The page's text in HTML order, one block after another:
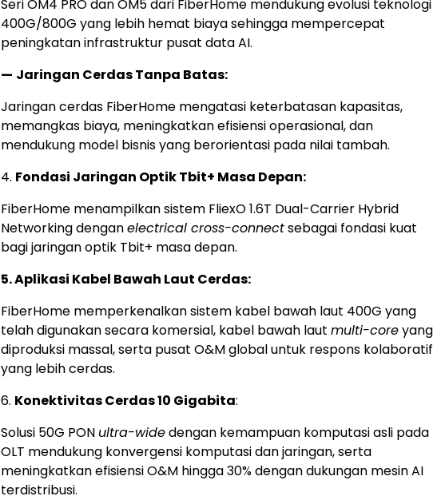
Seri OM4 PRO dan OM5 dari FiberHome mendukung evolusi teknologi
400G/800G yang lebih hemat biaya sehingga mempercepat
peningkatan infrastruktur pusat data AI.
— Jaringan Cerdas Tanpa Batas:
Jaringan cerdas FiberHome mengatasi keterbatasan kapasitas,
memangkas biaya, meningkatkan efisiensi operasional, dan
mendukung model bisnis yang berorientasi pada nilai tambah.
4. Fondasi Jaringan Optik Tbit+ Masa Depan:
FiberHome menampilkan sistem FliexO 1.6T Dual-Carrier Hybrid
Networking denganelectrical cross-connectsebagai fondasi kuat
bagi jaringan optik Tbit+ masa depan.
5. Aplikasi Kabel Bawah Laut Cerdas:
FiberHome memperkenalkan sistem kabel bawah laut 400G yang
telah digunakan secara komersial, kabel bawah laut multi-coreyang
diproduksi massal, serta pusat O&M global untuk respons kolaboratif
yang lebih cerdas.
6. Konektivitas Cerdas 10 Gigabita:
Solusi 50G PON ultra-widedengan kemampuan komputasi asli pada
OLT mendukung konvergensi komputasi dan jaringan, serta
meningkatkan efisiensi O&M hingga 30% dengan dukungan mesin AI
terdistribusi.